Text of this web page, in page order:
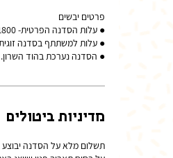
● הסדנה נערכת בהוד השרון.
מדיניות ביטולים
תשלום מלא על הסדנה